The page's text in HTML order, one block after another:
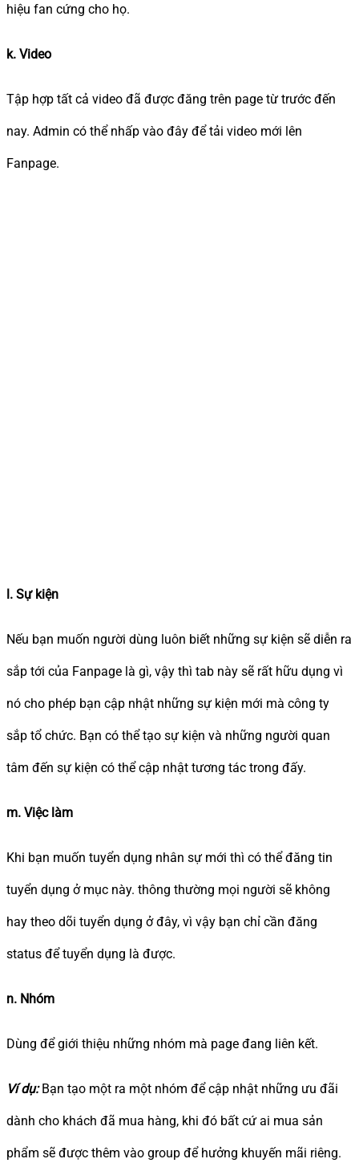
hiệu fan cứng cho họ.
k. Video
Tập hợp tất cả video đã được đăng trên page từ trước đến
nay. Admin có thể nhấp vào đây để tải video mới lên
Fanpage.
l. Sự kiện
Nếu bạn muốn người dùng luôn biết những sự kiện sẽ diễn ra
sắp tới của Fanpage là gì, vậy thì tab này sẽ rất hữu dụng vì
nó cho phép bạn cập nhật những sự kiện mới mà công ty
sắp tổ chức. Bạn có thể tạo sự kiện và những người quan
tâm đến sự kiện có thể cập nhật tương tác trong đấy.
m. Việc làm
Khi bạn muốn tuyển dụng nhân sự mới thì có thể đăng tin
tuyển dụng ở mục này. thông thường mọi người sẽ không
hay theo dõi tuyển dụng ở đây, vì vậy bạn chỉ cần đăng
status để tuyển dụng là được.
n. Nhóm
Dùng để giới thiệu những nhóm mà page đang liên kết.
Ví dụ:Bạn tạo một ra một nhóm để cập nhật những ưu đãi
dành cho khách đã mua hàng, khi đó bất cứ ai mua sản
phẩm sẽ được thêm vào group để hưởng khuyến mãi riêng.